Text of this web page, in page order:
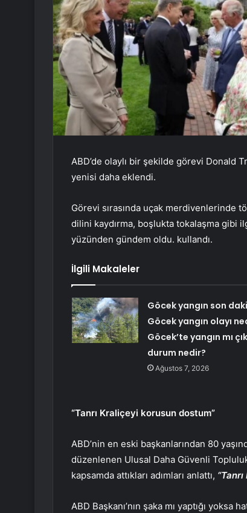
ABD’de olaylı bir şekilde görevi Donald
yenisi daha eklendi.
Görevi sırasında uçak merdivenlerinde
dilini kaydırma, boşlukta tokalaşma gibi
yüzünden gündem oldu. kullandı.
İlgili Makaleler
Göcek yangın son
Göcek yangın olayı
Göcek’te yangın mı
durum nedir?
Ağustos 7, 2026
“Tanrı Kraliçeyi korusun dostum”
ABD’nin en eski başkanlarından 80
düzenlenen Ulusal Daha Güvenli
kapsamda attıkları adımları anlattı,
ABD Başkanı’nın şaka mı yaptığı yoksa